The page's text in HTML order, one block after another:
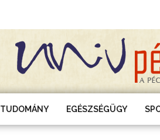
TUDOMÁNY EGÉSZSÉGÜGY